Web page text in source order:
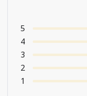
5
4
3
2
1